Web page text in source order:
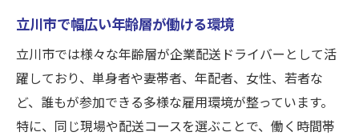
立川市で幅広い年齢層が働ける環境
立川市では様々な年齢層が企業配送ドライバーとして活
躍しており、単身者や妻帯者、年配者、女性、若者な
ど、誰もが参加できる多様な雇用環境が整っています。
特に、同じ現場や配送コースを選ぶことで、働く時間帯